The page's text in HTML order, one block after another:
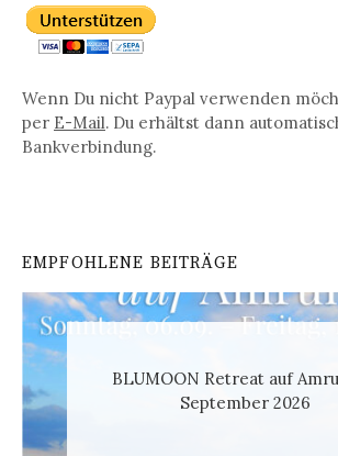
Wenn Du nicht Paypal verwenden
per E-Mail. Du erhältst dann
Bankverbindung.
EMPFOHLENE BEITRÄGE
BLUMOON Retreat auf
September 2026